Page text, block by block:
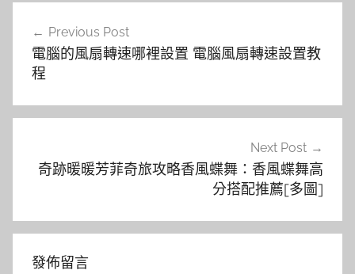
導
覽
Previous Post
電腦的風扇轉速哪裡設置 電腦風扇轉速設置教
程
Next Post
奇跡暖暖芳菲奇旅攻略香風蝶舞：香風蝶舞高
分搭配推薦[多圖]
發佈留言